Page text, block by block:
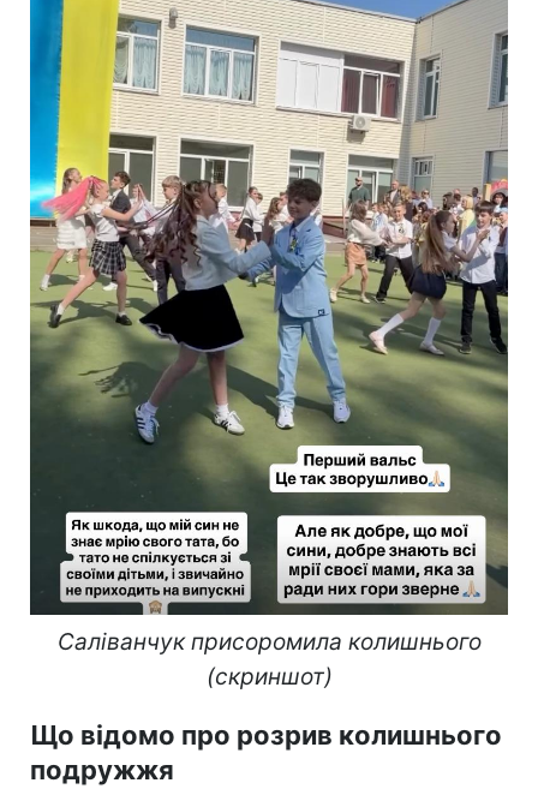
Саліванчук присоромила колишнього
(скриншот)
Що відомо про розрив колишнього
подружжя